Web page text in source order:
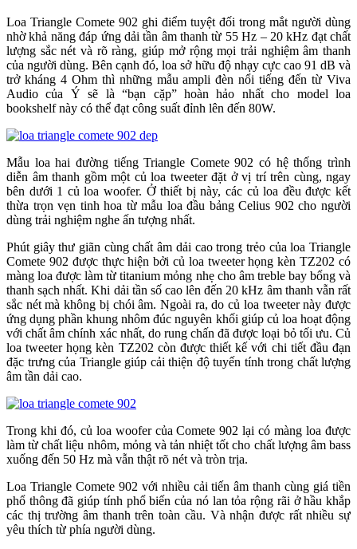
Loa Triangle Comete 902 ghi điểm tuyệt đối trong mắt người dùng
nhờ khả năng đáp ứng dải tần âm thanh từ 55 Hz – 20 kHz đạt chất
lượng sắc nét và rõ ràng, giúp mở rộng mọi trải nghiệm âm thanh
của người dùng. Bên cạnh đó, loa sở hữu độ nhạy cực cao 91 dB và
trở kháng 4 Ohm thì những mẫu ampli đèn nổi tiếng đến từ Viva
Audio của Ý sẽ là “bạn cặp” hoàn hảo nhất cho model loa
bookshelf này có thể đạt công suất đỉnh lên đến 80W.
Mẫu loa hai đường tiếng Triangle Comete 902 có hệ thống trình
diễn âm thanh gồm một củ loa tweeter đặt ở vị trí trên cùng, ngay
bên dưới 1 củ loa woofer. Ở thiết bị này, các củ loa đều được kết
thừa trọn vẹn tinh hoa từ mẫu loa đầu bảng Celius 902 cho người
dùng trải nghiệm nghe ấn tượng nhất.
Phút giây thư giãn cùng chất âm dải cao trong trẻo của loa Triangle
Comete 902 được thực hiện bởi củ loa tweeter họng kèn TZ202 có
màng loa được làm từ titanium mỏng nhẹ cho âm treble bay bổng và
thanh sạch nhất. Khi dải tần số cao lên đến 20 kHz âm thanh vẫn rất
sắc nét mà không bị chói âm. Ngoài ra, do củ loa tweeter này được
ứng dụng phần khung nhôm đúc nguyên khối giúp củ loa hoạt động
với chất âm chính xác nhất, do rung chấn đã được loại bỏ tối ưu. Củ
loa tweeter họng kèn TZ202 còn được thiết kế với chi tiết đầu đạn
đặc trưng của Triangle giúp cải thiện độ tuyến tính trong chất lượng
âm tần dải cao.
Trong khi đó, củ loa woofer của Comete 902 lại có màng loa được
làm từ chất liệu nhôm, mỏng và tản nhiệt tốt cho chất lượng âm bass
xuống đến 50 Hz mà vẫn thật rõ nét và tròn trịa.
Loa Triangle Comete 902 với nhiều cải tiến âm thanh cùng giá tiền
phổ thông đã giúp tính phổ biến của nó lan tỏa rộng rãi ở hầu khắp
các thị trường âm thanh trên toàn cầu. Và nhận được rất nhiều sự
yêu thích từ phía người dùng.